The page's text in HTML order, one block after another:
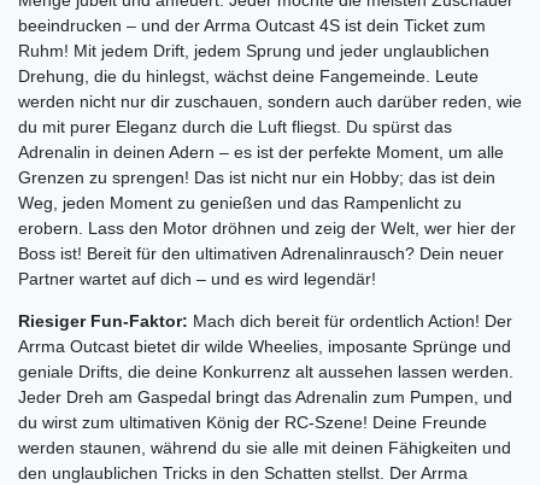
beeindrucken – und der Arrma Outcast 4S ist dein Ticket zum
Ruhm! Mit jedem Drift, jedem Sprung und jeder unglaublichen
Drehung, die du hinlegst, wächst deine Fangemeinde. Leute
werden nicht nur dir zuschauen, sondern auch darüber reden, wie
du mit purer Eleganz durch die Luft fliegst. Du spürst das
Adrenalin in deinen Adern – es ist der perfekte Moment, um alle
Grenzen zu sprengen! Das ist nicht nur ein Hobby; das ist dein
Weg, jeden Moment zu genießen und das Rampenlicht zu
erobern. Lass den Motor dröhnen und zeig der Welt, wer hier der
Boss ist! Bereit für den ultimativen Adrenalinrausch? Dein neuer
Partner wartet auf dich – und es wird legendär!
Riesiger Fun-Faktor: Mach dich bereit für ordentlich Action! Der
Arrma Outcast bietet dir wilde Wheelies, imposante Sprünge und
geniale Drifts, die deine Konkurrenz alt aussehen lassen werden.
Jeder Dreh am Gaspedal bringt das Adrenalin zum Pumpen, und
du wirst zum ultimativen König der RC-Szene! Deine Freunde
werden staunen, während du sie alle mit deinen Fähigkeiten und
den unglaublichen Tricks in den Schatten stellst. Der Arrma